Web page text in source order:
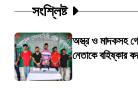
সংশ্লিষ্ট
অস্ত্র ও মাদকসহ
নেতাকে বহিষ্কার